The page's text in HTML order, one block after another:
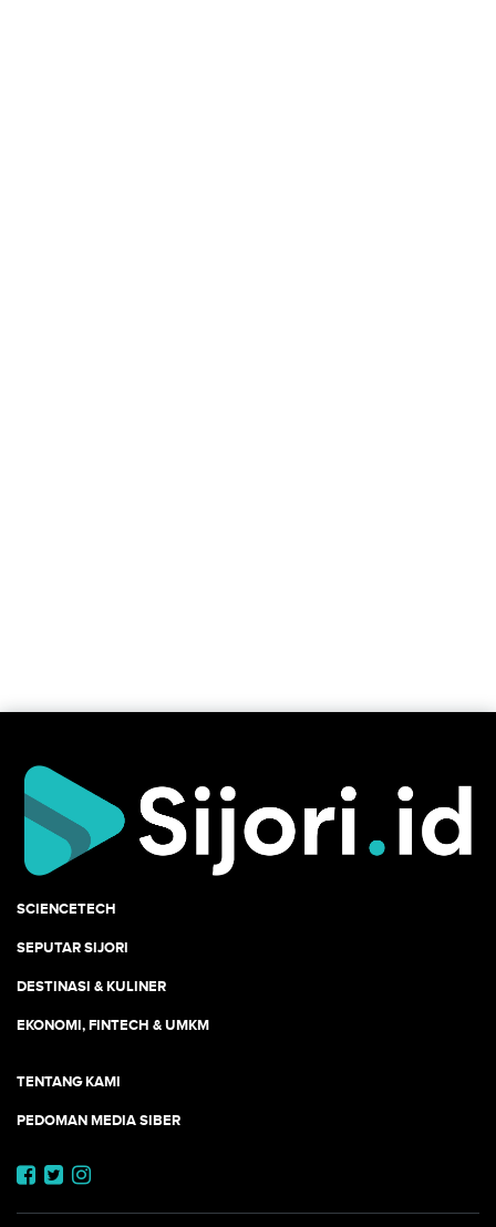
SCIENCETECH
SEPUTAR SIJORI
DESTINASI & KULINER
EKONOMI, FINTECH & UMKM
TENTANG KAMI
PEDOMAN MEDIA SIBER